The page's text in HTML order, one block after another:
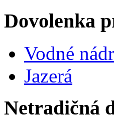
Dovolenka
Vodné
Jazerá
Netradičná